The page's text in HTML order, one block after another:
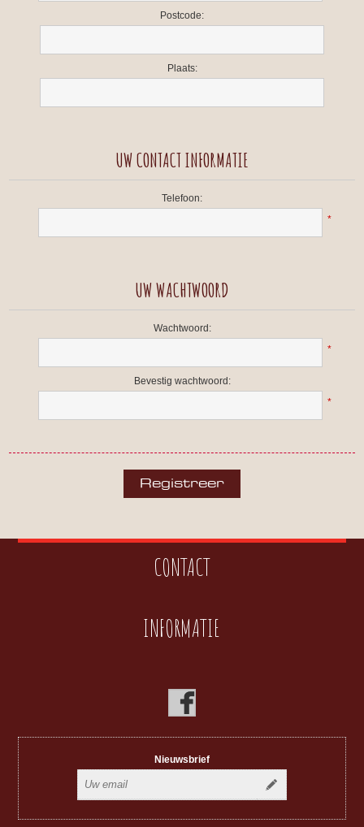
Postcode:
Plaats:
UW CONTACT INFORMATIE
Telefoon:
*
UW WACHTWOORD
Wachtwoord:
*
Bevestig wachtwoord:
*
CONTACT
INFORMATIE
Nieuwsbrief